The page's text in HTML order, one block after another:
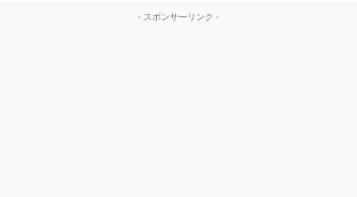
- スポンサーリンク -